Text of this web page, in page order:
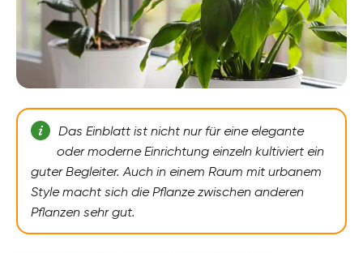
Das Einblatt ist nicht nur für eine elegante
oder moderne Einrichtung einzeln kultiviert ein
guter Begleiter. Auch in einem Raum mit urbanem
Style macht sich die Pflanze zwischen anderen
Pflanzen sehr gut.